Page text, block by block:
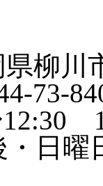
柳川
73-
日曜